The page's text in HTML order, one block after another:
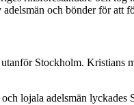
och bönder för att
utanför Stockholm. Kristians
lojala adelsmän lyckades